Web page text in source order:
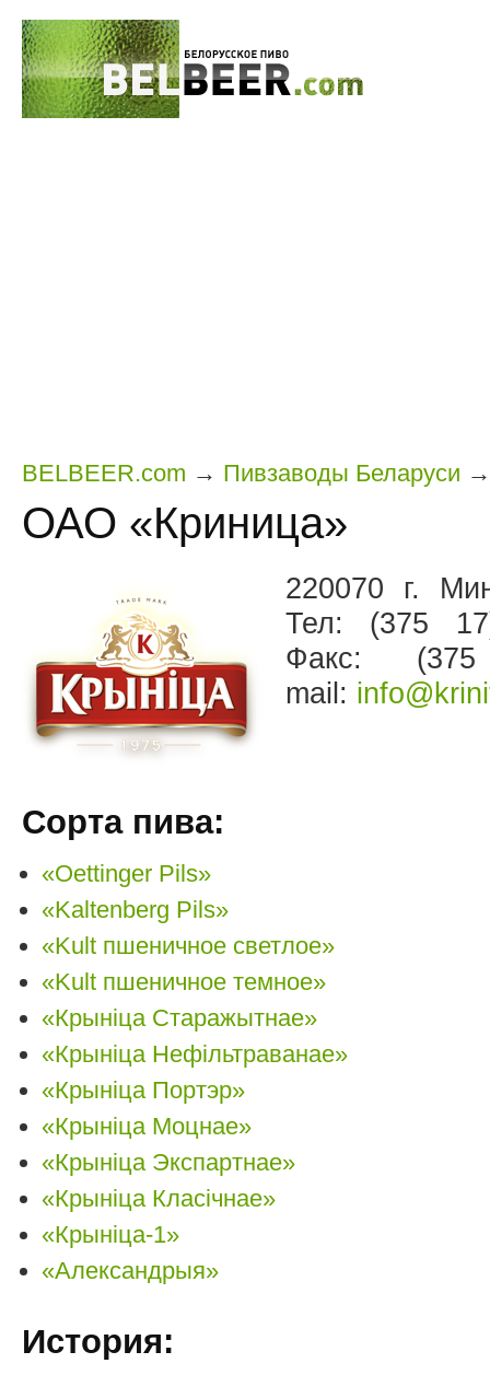
BELBEER.com → Пивзаводы Беларуси
ОАО «Криница»
220070 г.
Тел: (375
Факс:
mail:
Сорта пива:
«Oettinger Pils»
«Kaltenberg Pils»
«Kult пшеничное светлое»
«Kult пшеничное темное»
«Крынiца Старажытнае»
«Крынiца Нефiльтраванае»
«Крынiца Портэр»
«Крынiца Моцнае»
«Крынiца Экспартнае»
«Крынiца Класiчнае»
«Крынiца-1»
«Александрыя»
История: